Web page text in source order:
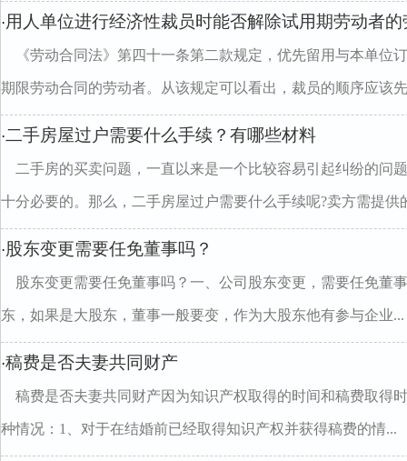
·用人单位进行经济性裁员时能否解除试用期劳动者
《劳动合同法》第四十一条第二款规定，优先留用与本单位
期限劳动合同的劳动者。从该规定可以看出，裁员的顺序应该
·二手房屋过户需要什么手续？有哪些材料
二手房的买卖问题，一直以来是一个比较容易引起纠纷的问
十分必要的。那么，二手房屋过户需要什么手续呢?卖方需提供
·股东变更需要任免董事吗？
股东变更需要任免董事吗？一、公司股东变更，需要任免董
东，如果是大股东，董事一般要变，作为大股东他有参与企业...
·稿费是否夫妻共同财产
稿费是否夫妻共同财产因为知识产权取得的时间和稿费取得
种情况：1、对于在结婚前已经取得知识产权并获得稿费的情...